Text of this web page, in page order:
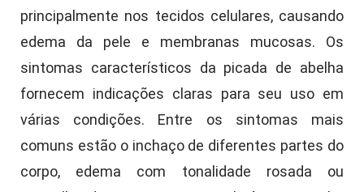
principalmente nos tecidos celulares, causando
edema da pele e membranas mucosas. Os
sintomas característicos da picada de abelha
fornecem indicações claras para seu uso em
várias condições. Entre os sintomas mais
comuns estão o inchaço de diferentes partes do
corpo, edema com tonalidade rosada ou